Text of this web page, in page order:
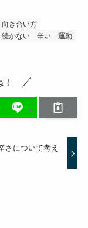
向き合い方
続かない 辛い
運動
さについて考え